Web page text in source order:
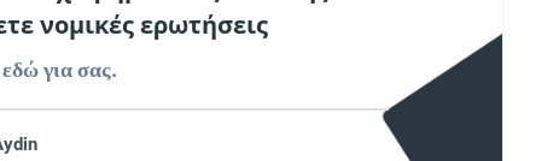
νομικές ερωτήσεις
για σας.